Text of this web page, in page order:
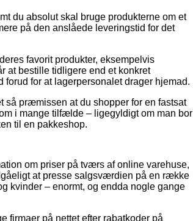
du absolut skal bruge produkterne om et
på den anslåede leveringstid for det
favorit produkter, eksempelvis
at bestille tidligere end et konkret
for at lagerpersonalet drager hjemad.
så præmissen at du shopper for en fastsat
i mange tilfælde – ligegyldigt om man bor
til en pakkeshop.
om priser på tværs af online varehuse,
at presse salgsværdien på en række
kvinder – enormt, og endda nogle gange
firmaer på nettet efter rabatkoder på